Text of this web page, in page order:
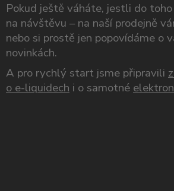
Pokud ještě váháte, jestli do
na návštěvu – na naší prodejně
nebo si prostě jen popovídáme o
novinkách.
A pro rychlý start jsme připravili
o e-liquidech i o samotné